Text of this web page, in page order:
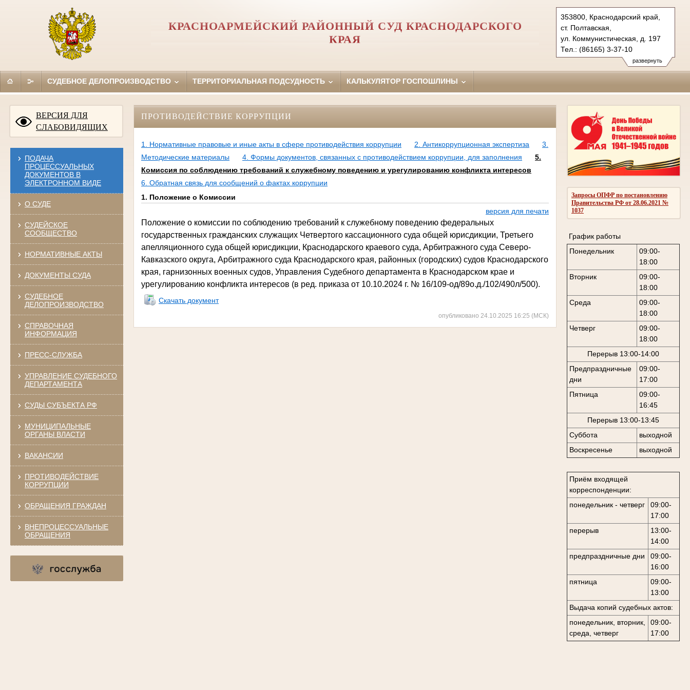
развернуть
353800, Краснодарский край,
ст. Полтавская,
ул. Коммунистическая, д. 197
Тел.: (86165) 3-37-10
krasnoarmeisk.krd@sudrf.ru
КРАСНОАРМЕЙСКИЙ РАЙОННЫЙ СУД КРАСНОДАРСКОГО
КРАЯ
СУДЕБНОЕ ДЕЛОПРОИЗВОДСТВО ТЕРРИТОРИАЛЬНАЯ ПОДСУДНОСТЬ КАЛЬКУЛЯТОР ГОСПОШЛИНЫ
ВЕРСИЯ ДЛЯ
СЛАБОВИДЯЩИХ
ПОДАЧА
ПРОЦЕССУАЛЬНЫХ
ДОКУМЕНТОВ В
ЭЛЕКТРОННОМ ВИДЕ
О СУДЕ
СУДЕЙСКОЕ
СООБЩЕСТВО
НОРМАТИВНЫЕ АКТЫ
ДОКУМЕНТЫ СУДА
СУДЕБНОЕ
ДЕЛОПРОИЗВОДСТВО
СПРАВОЧНАЯ
ИНФОРМАЦИЯ
ПРЕСС-СЛУЖБА
УПРАВЛЕНИЕ СУДЕБНОГО
ДЕПАРТАМЕНТА
СУДЫ СУБЪЕКТА РФ
МУНИЦИПАЛЬНЫЕ
ОРГАНЫ ВЛАСТИ
ВАКАНСИИ
ПРОТИВОДЕЙСТВИЕ
КОРРУПЦИИ
ОБРАЩЕНИЯ ГРАЖДАН
ВНЕПРОЦЕССУАЛЬНЫЕ
ОБРАЩЕНИЯ
Запросы ОПФР по постановлению
Правительства РФ от 28.06.2021 №
1037
График работы
Понедельник
09:00-
18:00
Вторник
09:00-
18:00
Среда
09:00-
18:00
Четверг
09:00-
18:00
Перерыв 13:00-14:00
Предпраздничные
дни
09:00-
17:00
Пятница
09:00-
16:45
Перерыв 13:00-13:45
Суббота
выходной
Воскресенье
выходной
Приём входящей
корреспонденции:
понедельник - четверг
09:00-
17:00
перерыв
13:00-
14:00
предпраздничные дни
09:00-
16:00
пятница
09:00-
13:00
Выдача копий судебных актов:
понедельник, вторник,
среда, четверг
09:00-
17:00
ПРОТИВОДЕЙСТВИЕ КОРРУПЦИИ
1. Нормативные правовые и иные акты в сфере противодействия коррупции 2. Антикоррупционная экспертиза
3.
Методические материалы
4. Формы документов, связанных с противодействием коррупции, для заполнения
5.
Комиссия по соблюдению требований к служебному поведению и урегулированию конфликта интересов
6. Обратная связь для сообщений о фактах коррупции
1. Положение о Комиссии
версия для печати
Положение о комиссии по соблюдению требований к служебному поведению федеральных
государственных гражданских служащих Четвертого кассационного суда общей юрисдикции, Третьего
апелляционного суда общей юрисдикции, Краснодарского краевого суда, Арбитражного суда Северо-
Кавказского округа, Арбитражного суда Краснодарского края, районных (городских) судов Краснодарского
края, гарнизонных военных судов, Управления Судебного департамента в Краснодарском крае и
урегулированию конфликта интересов (в ред. приказа от 10.10.2024 г. № 16/109-од/89о.д./102/490л/500).
Скачать документ
опубликовано 24.10.2025 16:25 (МСК)